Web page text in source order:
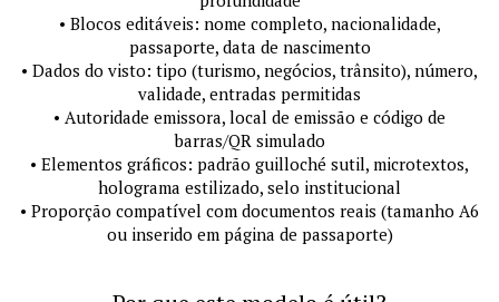
• Blocos editáveis: nome completo, nacionalidade,
passaporte, data de nascimento
• Dados do visto: tipo (turismo, negócios, trânsito), número,
validade, entradas permitidas
• Autoridade emissora, local de emissão e código de
barras/QR simulado
• Elementos gráficos: padrão guilloché sutil, microtextos,
holograma estilizado, selo institucional
• Proporção compatível com documentos reais (tamanho A6
ou inserido em página de passaporte)